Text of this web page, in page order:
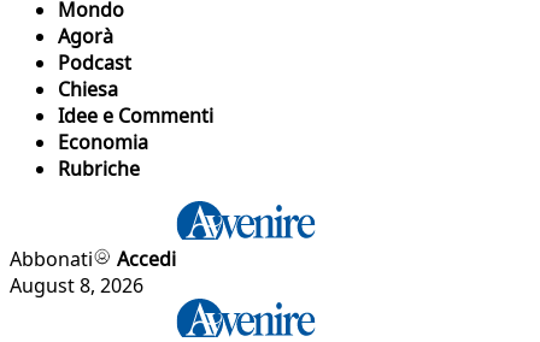
Mondo
Agorà
Podcast
Chiesa
Idee e Commenti
Economia
Rubriche
Abbonati
Accedi
August 8, 2026